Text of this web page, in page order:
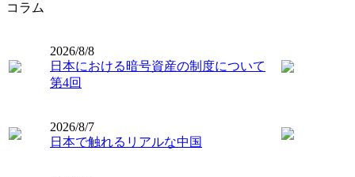
コラム
2026/8/8
日本における暗号資産の制度について
第4回
2026/8/7
日本で触れるリアルな中国